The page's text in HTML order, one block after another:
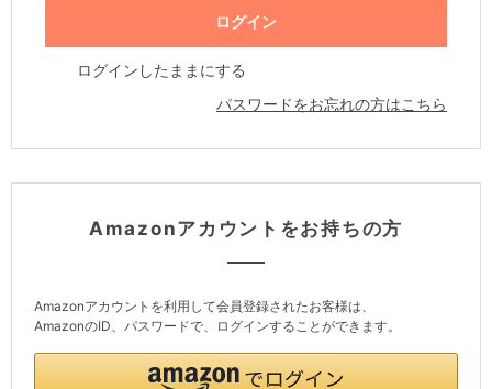
ログインしたままにする
パスワードをお忘れの方はこちら
Amazonアカウントをお持ちの方
Amazonアカウントを利用して会員登録されたお客様は、
AmazonのID、パスワードで、ログインすることができます。